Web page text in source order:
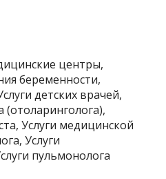
центры,
беременности,
детских врачей,
(отоларинголога),
Услуги медицинской
Услуги
пульмонолога